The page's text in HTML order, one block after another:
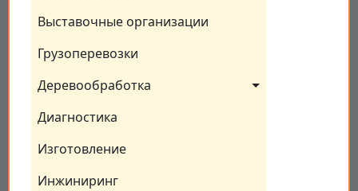
Выставочные организации
Грузоперевозки
Деревообработка
Диагностика
Изготовление
Инжиниринг